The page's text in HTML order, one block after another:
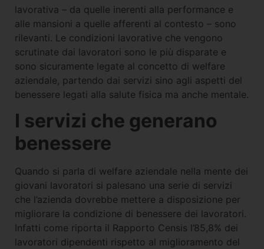
lavorativa – da quelle inerenti alla performance e
alle mansioni a quelle afferenti al contesto – sono
rilevanti. Le condizioni lavorative che vengono
scrutinate dai lavoratori sono le più disparate e
sono sicuramente legate al concetto di welfare
aziendale, partendo dai servizi sino agli aspetti del
benessere legati alla salute fisica ma anche mentale.
I servizi che generano
benessere
Quando si parla di welfare aziendale nella mente dei
giovani lavoratori si palesano una serie di servizi
che l’azienda dovrebbe mettere a disposizione per
migliorare la condizione di benessere dei lavoratori.
Infatti come riporta il Rapporto Censis l’85,8% dei
lavoratori dipendenti rispetto al miglioramento del